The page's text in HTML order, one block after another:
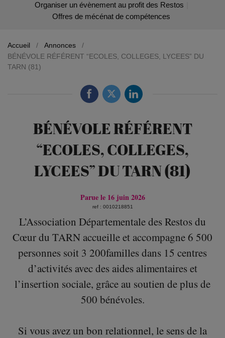
Organiser un évènement au profit des Restos
Offres de mécénat de compétences
Accueil / Annonces
/
BÉNÉVOLE RÉFÉRENT “ECOLES, COLLEGES, LYCEES” DU
TARN (81)
BÉNÉVOLE RÉFÉRENT
“ECOLES, COLLEGES,
LYCEES” DU TARN (81)
Parue le 16 juin 2026
ref : 0010218851
L’Association Départementale des Restos du
Cœur du TARN accueille et accompagne 6 500
personnes soit 3 200familles dans 15 centres
d’activités avec des aides alimentaires et
l’insertion sociale, grâce au soutien de plus de
500 bénévoles.
Si vous avez un bon relationnel, le sens de la